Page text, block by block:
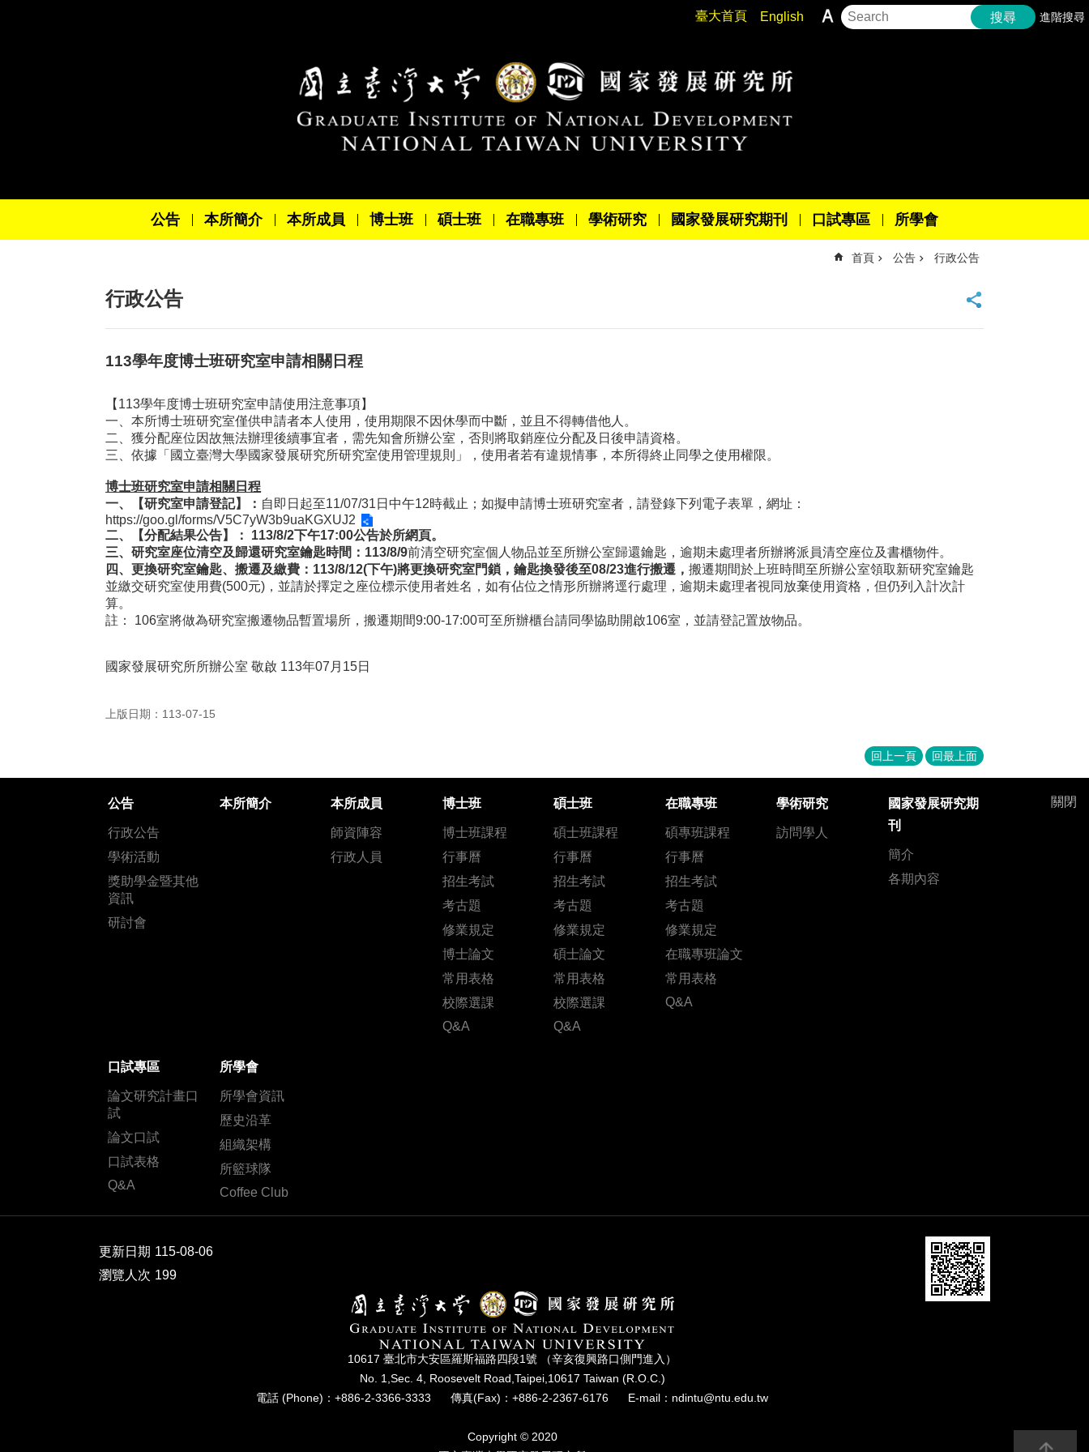
臺大首頁 English 搜尋 進階搜尋
公告 本所簡介 本所成員 博士班 碩士班 在職專班 學術研究 國家發展研究期刊 口試專區 所學會
首頁 公告 行政公告
行政公告
113學年度博士班研究室申請相關日程
【113學年度博士班研究室申請使用注意事項】
一、本所博士班研究室僅供申請者本人使用，使用期限不因休學而中斷，並且不得轉借他人。
二、獲分配座位因故無法辦理後續事宜者，需先知會所辦公室，否則將取銷座位分配及日後申請資格。
三、依據「國立臺灣大學國家發展研究所研究室使用管理規則」，使用者若有違規情事，本所得終止同學之使用權限。
博士班研究室申請相關日程
一、【研究室申請登記】： 自即日起至11/07/31日中午12時截止；如擬申請博士班研究室者，請登錄下列電子表單，網址：
https://goo.gl/forms/V5C7yW3b9uaKGXUJ2
二、【分配結果公告】：
113/8/2下午17:00公告於所網頁。
三、研究室座位清空及歸還研究室鑰匙時間： 113/8/9前清空研究室個人物品並至所辦公室歸還鑰匙，逾期未處理者所辦將派員清空座位及書櫃物件。
四、更換研究室鑰匙、搬遷及繳費： 113/8/12(下午)將更換研究室門鎖，鑰匙換發後至08/23進行搬遷， 搬遷期間於上班時間至所辦公室領取新研究室鑰匙
並繳交研究室使用費(500元)，並請於擇定之座位標示使用者姓名，如有佔位之情形所辦將逕行處理，逾期未處理者視同放棄使用資格，但仍列入計次計
算。
註： 106室將做為研究室搬遷物品暫置場所，搬遷期間9:00-17:00可至所辦櫃台請同學協助開啟106室，並請登記置放物品。
國家發展研究所所辦公室 敬啟 113年07月15日
上版日期：113-07-15
回上一頁 回最上面
關閉
公告
行政公告
學術活動
獎助學金暨其他
資訊
研討會
本所簡介 本所成員
師資陣容
行政人員
博士班
博士班課程
行事曆
招生考試
考古題
修業規定
博士論文
常用表格
校際選課
Q&A
碩士班
碩士班課程
行事曆
招生考試
考古題
修業規定
碩士論文
常用表格
校際選課
Q&A
在職專班
碩專班課程
行事曆
招生考試
考古題
修業規定
在職專班論文
常用表格
Q&A
學術研究
訪問學人
國家發展研究期
刊
簡介
各期內容
口試專區
論文研究計畫口
試
論文口試
口試表格
Q&A
所學會
所學會資訊
歷史沿革
組織架構
所籃球隊
Coffee Club
更新日期 115-08-06
瀏覽人次 199
10617 臺北市⼤安區羅斯福路四段1號 （辛亥復興路⼝側⾨進入）
No. 1,Sec. 4, Roosevelt Road,Taipei,10617 Taiwan (R.O.C.)
電話 (Phone)：+886-2-3366-3333
傳真(Fax)：+886-2-2367-6176 E-mail：ndintu@ntu.edu.tw
Copyright © 2020